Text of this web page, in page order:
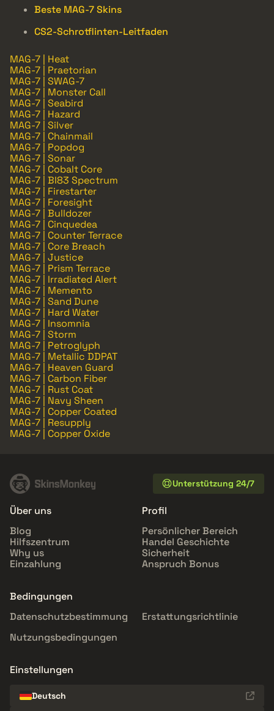
Beste MAG-7 Skins
CS2-Schrotflinten-Leitfaden
MAG-7 | Heat
MAG-7 | Praetorian
MAG-7 | SWAG-7
MAG-7 | Monster Call
MAG-7 | Seabird
MAG-7 | Hazard
MAG-7 | Silver
MAG-7 | Chainmail
MAG-7 | Popdog
MAG-7 | Sonar
MAG-7 | Cobalt Core
MAG-7 | BI83 Spectrum
MAG-7 | Firestarter
MAG-7 | Foresight
MAG-7 | Bulldozer
MAG-7 | Cinquedea
MAG-7 | Counter Terrace
MAG-7 | Core Breach
MAG-7 | Justice
MAG-7 | Prism Terrace
MAG-7 | Irradiated Alert
MAG-7 | Memento
MAG-7 | Sand Dune
MAG-7 | Hard Water
MAG-7 | Insomnia
MAG-7 | Storm
MAG-7 | Petroglyph
MAG-7 | Metallic DDPAT
MAG-7 | Heaven Guard
MAG-7 | Carbon Fiber
MAG-7 | Rust Coat
MAG-7 | Navy Sheen
MAG-7 | Copper Coated
MAG-7 | Resupply
MAG-7 | Copper Oxide
Unterstützung 24/7
Über uns
Blog
Hilfszentrum
Why us
Einzahlung
Profil
Persönlicher Bereich
Handel Geschichte
Sicherheit
Anspruch Bonus
Bedingungen
Datenschutzbestimmung
Erstattungsrichtlinie
Nutzungsbedingungen
Einstellungen
Deutsch